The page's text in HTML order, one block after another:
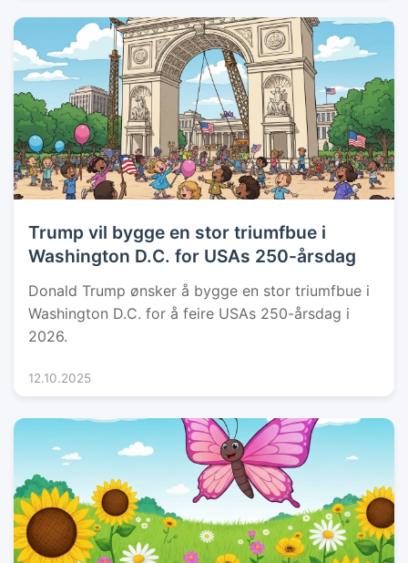
Trump vil bygge en stor triumfbue i
Washington D.C. for USAs 250-årsdag
Donald Trump ønsker å bygge en stor triumfbue i
Washington D.C. for å feire USAs 250-årsdag i
2026.
12.10.2025